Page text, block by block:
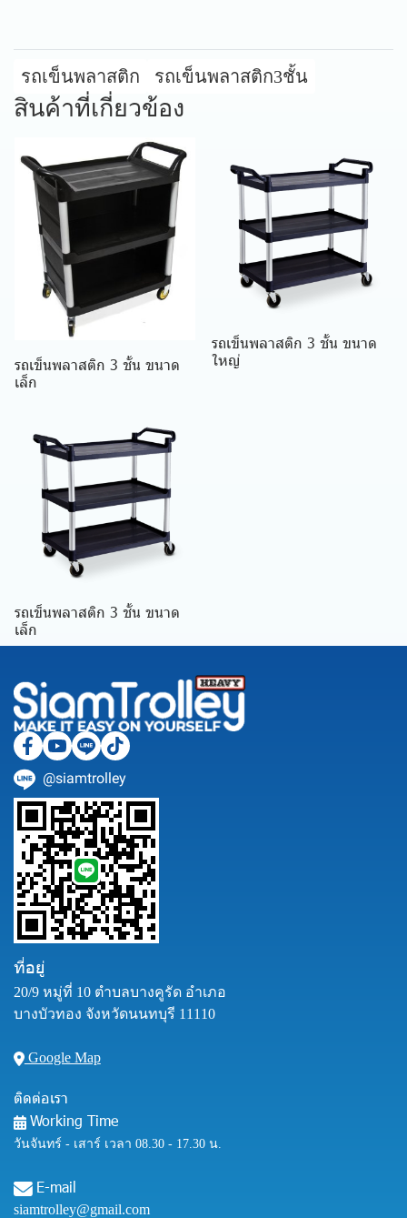
รถเข็นพลาสติก รถเข็นพลาสติก3ชั้น
สินค้าที่เกี่ยวข้อง
รถเข็นพลาสติก 3 ชั้น ขนาด
เล็ก
รถเข็นพลาสติก 3 ชั้น ขนาด
ใหญ่
รถเข็นพลาสติก 3 ชั้น ขนาด
เล็ก
@siamtrolley
ที่อยู่
20/9 หมู่ที่ 10 ตำบลบางคูรัด อำเภอ
บางบัวทอง จังหวัดนนทบุรี 11110
Google Map
ติดต่อเรา
Working Time
วันจันทร์ - เสาร์ เวลา 08.30 - 17.30 น.
E-mail
siamtrolley@gmail.com